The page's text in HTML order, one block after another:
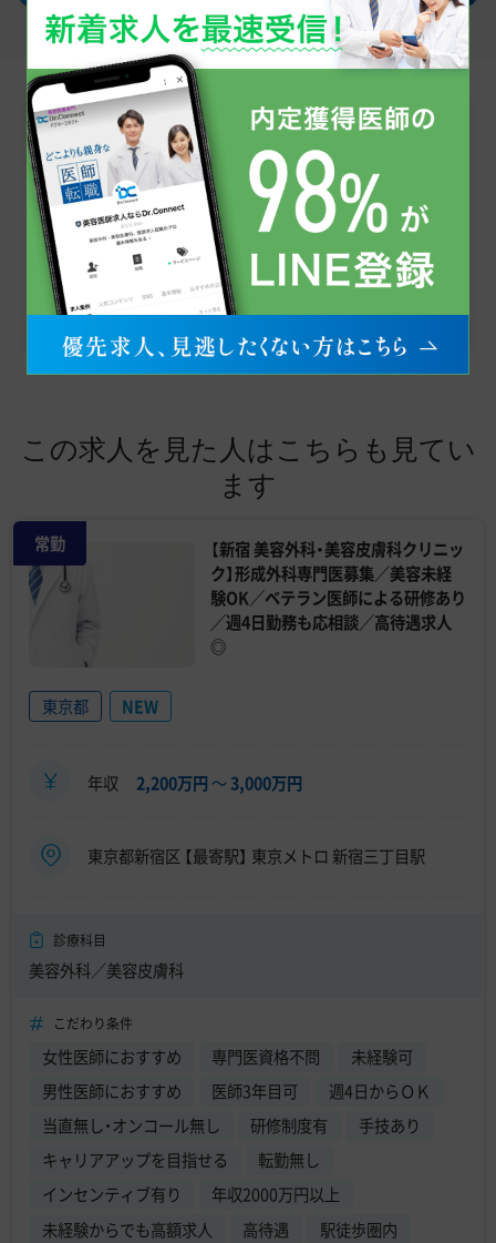
LINEで無料転職相談
医師求人情報のお問い合わせから、転職への不安・
疑問点まで、お気軽にご相談ください。
まずはお友だち登録から！
友だち追加
この求人を見た人はこちらも見てい
ます
常勤
【新宿 美容外科・美容皮膚科クリニッ
ク】形成外科専門医募集／美容未経
験OK／ベテラン医師による研修あり
／週4日勤務も応相談／高待遇求人
◎
東京都 NEW
年収 2,200万円 〜3,000万円
東京都新宿区 【最寄駅】 東京メトロ 新宿三丁目駅
診療科目
美容外科／美容皮膚科
こだわり条件
女性医師におすすめ 専門医資格不問
未経験可
男性医師におすすめ
医師3年目可
週4日からＯＫ
当直無し・オンコール無し
研修制度有
手技あり
キャリアアップを目指せる
転勤無し
インセンティブ有り
年収2000万円以上
未経験からでも高額求人
高待遇
駅徒歩圏内